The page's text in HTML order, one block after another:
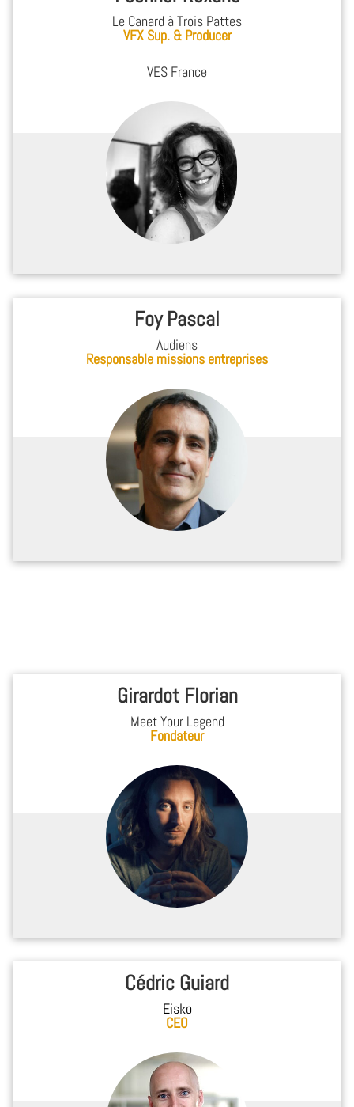
Le Canard à Trois Pattes
VFX Sup. & Producer
VES France
Foy Pascal
Audiens
Responsable missions entreprises
Girardot Florian
Meet Your Legend
Fondateur
Cédric Guiard
Eisko
CEO